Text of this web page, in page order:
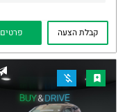
קבלת הצעה פרטים